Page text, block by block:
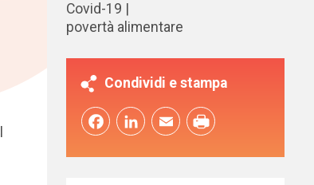
Covid-19
povertà alimentare
Condividi e stampa
FacebookLinkedInEmail